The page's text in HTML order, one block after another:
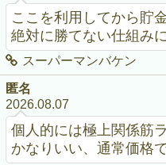
ここを利用してから貯
絶対に勝てない仕組み
スーパーマンバケン
匿名
2026.08.07
個人的には極上関係筋
かなりいい、通常価格